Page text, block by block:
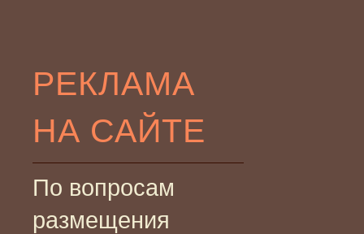
РЕКЛАМА
НА САЙТЕ
По вопросам
размещения